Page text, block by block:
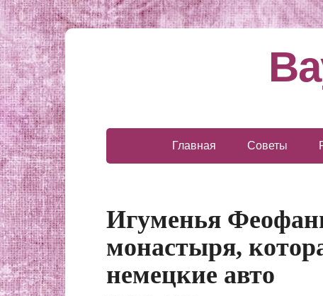
Главная Советы
Игуменья
монастыря,
немецкие авто